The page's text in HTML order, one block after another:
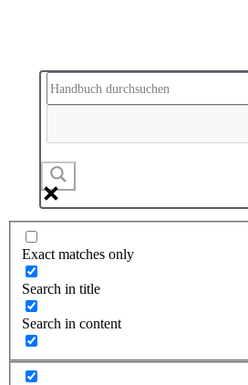
Exact matches only
Search in title
Search in content